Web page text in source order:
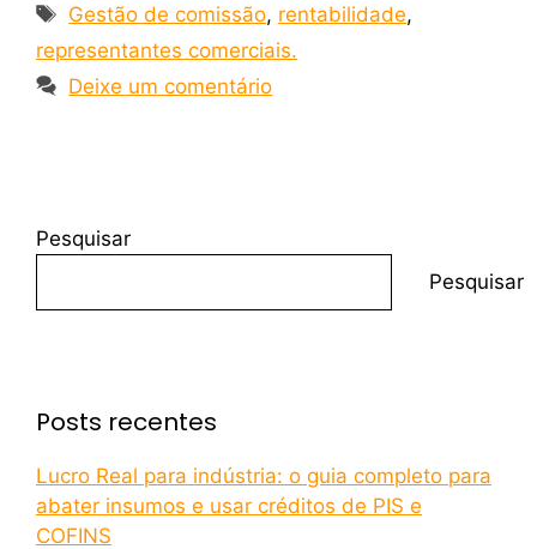
Gestão de comissão, rentabilidade,
representantes comerciais.
Deixe um comentário
Pesquisar
Pesquisar
Posts recentes
Lucro Real para indústria: o guia completo para
abater insumos e usar créditos de PIS e
COFINS